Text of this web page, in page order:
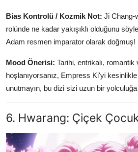
Bias Kontrolü / Kozmik Not: Ji Chang-
rolünde ne kadar yakışıklı olduğunu
Adam resmen imparator olarak doğmuş!
Mood Önerisi: Tarihi, entrikalı,
hoşlanıyorsanız, Empress Ki'yi
unutmayın, bu dizi sizi uzun bir
6. Hwarang: Çiçek